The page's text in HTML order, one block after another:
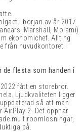
i början av år 2017
Marshall, Molami)
ekonomichef. Allting
från huvudkontoret i
de flesta som handen i
fått en storebror.
Ljudkvaliteten ligger
så att man
AirPlay 2. Det öppnar
multiroomlösningar,
på.